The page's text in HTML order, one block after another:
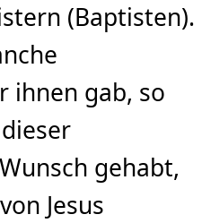
(Baptisten).
ihnen gab, so
gehabt,
Jesus